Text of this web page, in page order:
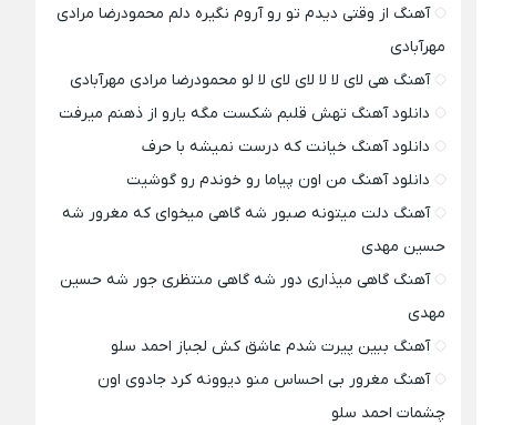
آهنگ از وقتی دیدم تو رو آروم نگیره دلم محمودرضا مرادی
مهرآبادی
آهنگ هی لای لا لا لای لای لا لو محمودرضا مرادی مهرآبادی
دانلود آهنگ تهش قلبم شکست مگه یارو از ذهنم میرفت
دانلود آهنگ خیانت که درست نمیشه با حرف
دانلود آهنگ من اون پیاما رو خوندم رو گوشیت
آهنگ دلت میتونه صبور شه گاهی میخوای که مغرور شه
حسین مهدی
آهنگ گاهی میذاری دور شه گاهی منتظری جور شه حسین
مهدی
آهنگ ببین پیرت شدم عاشق کش لجباز احمد سلو
آهنگ مغرور بی احساس منو دیوونه کرد جادوی اون
چشمات احمد سلو